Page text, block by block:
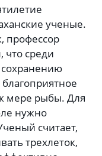
ученые.
профессор
что среди
мере рыбы. Для
нужно
считает,
трехлеток,